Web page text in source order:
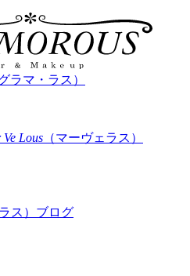
グラマ・ラス）
Ve Lous （マーヴェラス）
ス）ブログ